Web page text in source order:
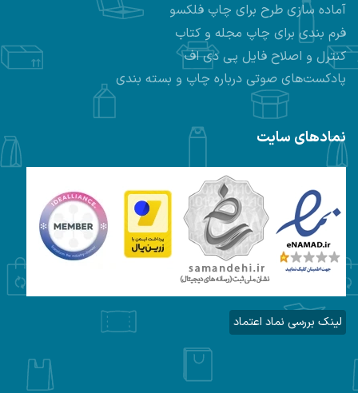
آماده سازی طرح برای چاپ فلکسو
فرم بندی برای چاپ مجله و کتاب
کنترل و اصلاح فایل پی دی اف
پادکست‌های صوتی درباره چاپ و بسته بندی
نمادهای سایت
لینک بررسی نماد اعتماد